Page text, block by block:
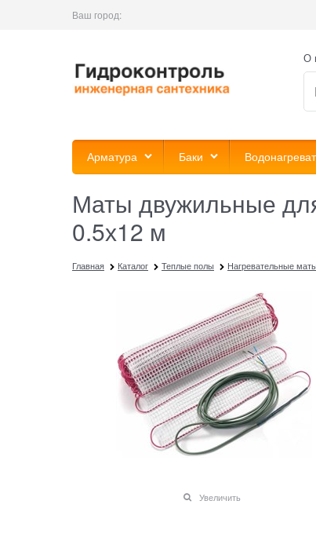
Ваш город:
О
Арматура Баки
Маты двужильные
0.5х12 м
Главная Каталог Теплые полы Нагревательные
Увеличить